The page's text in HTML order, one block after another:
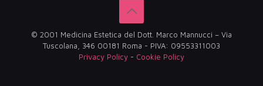
© 2001 Medicina Estetica del Dott. Marco Mannucci – Via
Tuscolana, 346 00181 Roma - PIVA: 09553311003
Privacy Policy - Cookie Policy